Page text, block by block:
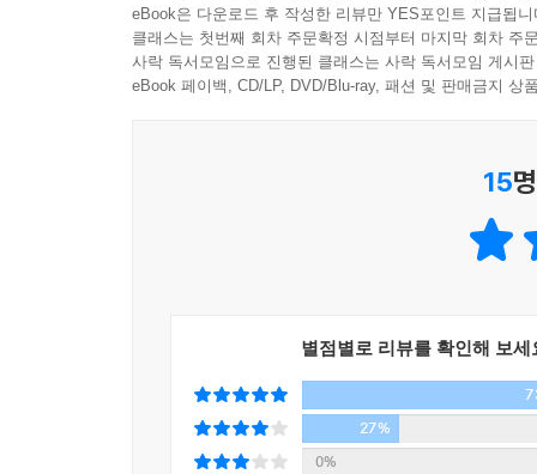
만일 영혼의 상처가 육체로 드러날 수 있다면 피
를 맞추고 어떻게든 타인을 기쁘게 해주려고 애
불과하고, 나머지 80%는 모두 자신이 스스로 만들
감정을 인지하고 수용했다면 이번에는 이 감정
가?’, ‘사람들이 단상에 오른 내게 정말 그렇게
하는 근본적인 믿음들이 상당히 불합리하다는 사
피플 플리저의 행동 패턴을 이해하고
건강한 관계의 기술을 배워보자!
‘거절이 두렵고, 무조건 동의하고, 부탁하지 못
상담 비용을 들이거나 어려운 심리학 이론을 공
성장의 계기로 바꿔 더 아름다운 삶을 살 수 있을
eBook은 다운로드 후 작성한 리뷰만 YES포인트 지급됩니
클래스는 첫번째 회차 주문확정 시점부터 마지막 회차 주
사락 독서모임으로 진행된 클래스는 사락 독서모임 게시
eBook 페이백, CD/LP, DVD/Blu-ray, 패션 및 판매금지 상
15
별점별로 리뷰를 확인해 보세
27%
0%